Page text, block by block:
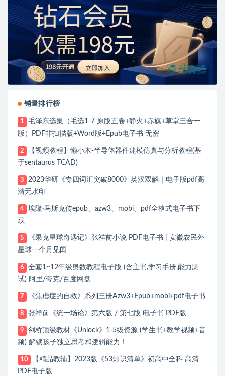
销量排行榜
1
毛泽东选集（毛选1-7 原版五卷+静火+赤旗+草堂三合一
版）PDF非扫描版+Word版+Epub电子书 无密
2
【视频教程】懒小木-半导体器件建模仿真与分析教程(基
于sentaurus TCAD)
3
2023华研《专四词汇突破8000》英汉双解｜电子版pdf高
清无水印
4
埃隆·马斯克传epub、azw3、mobi、pdf全格式电子书下
载
5
《果克星球奇遇记》张祥前小说 PDF电子书 | 安徽农民外
星球一个月见闻
6
全套1~12年级奥数教程电子版 (含主书,学习手册,能力测
试) 阿里/夸克/百度网盘
7 《焦虑症的自救》系列三册Azw3+Epub+mobi+pdf电子书
8 张祥前《统一场论》第六版 / 第七版 电子书 PDF版
9
剑桥顶级教材《Unlock》1-5级资源 (学生书+教学视频+音
频) 解锁孩子独立思考和逻辑能力！
10
【精品教辅】2023版《53知识清单》初高中全科 高清
PDF电子版